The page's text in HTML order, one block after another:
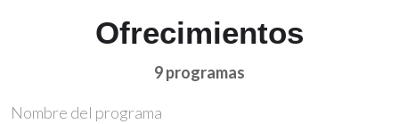
Ofrecimientos
9 programas
Nombre del programa